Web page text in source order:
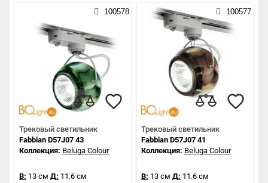
100578
Трековый светильник
Fabbian D57J07 43
Коллекция: Beluga Colour
В: 13 см Д: 11.6 см
100577
Трековый светильник
Fabbian D57J07 41
Коллекция: Beluga Colour
В: 13 см Д: 11.6 см